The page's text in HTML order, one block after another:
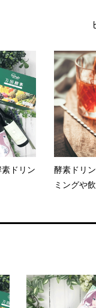
ドリン
酵素ドリ
ミングや